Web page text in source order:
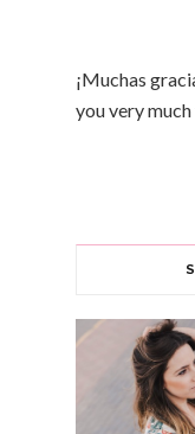
¡Muchas
you very